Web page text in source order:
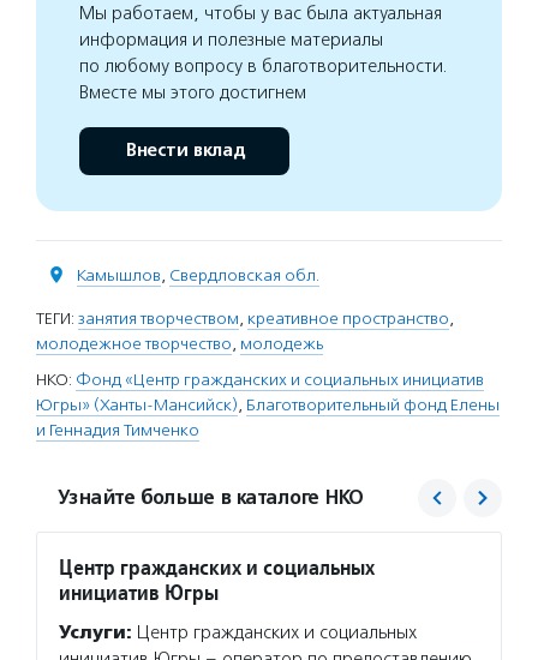
Мы работаем, чтобы у вас была актуальная
информация и полезные материалы
по любому вопросу в благотворительности.
Вместе мы этого достигнем
Внести вклад
Камышлов, Свердловская обл.
ТЕГИ: занятия творчеством, креативное пространство,
молодежное творчество, молодежь
НКО: Фонд «Центр гражданских и социальных инициатив
Югры» (Ханты-Мансийск), Благотворительный фонд Елены
и Геннадия Тимченко
Узнайте больше в каталоге НКО
Центр гражданских и социальных
инициатив Югры
Услуги: Центр гражданских и социальных